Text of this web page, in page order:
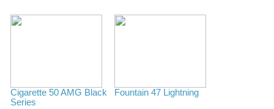
Cigarette 50 AMG Black
Series
Fountain 47 Lightning